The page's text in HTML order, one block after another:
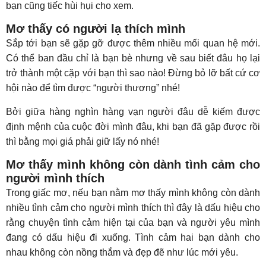
bạn cũng tiếc hùi hụi cho xem.
Mơ thấy có người lạ thích mình
Sắp tới bạn sẽ gặp gỡ được thêm nhiều mối quan hệ mới.
Có thể ban đầu chỉ là bạn bè nhưng về sau biết đâu họ lại
trở thành một cặp với bạn thì sao nào! Đừng bỏ lỡ bất cứ cơ
hội nào để tìm được “người thương” nhé!
Bởi giữa hàng nghìn hàng vạn người đâu dễ kiếm được
định mệnh của cuộc đời mình đâu, khi bạn đã gặp được rồi
thì bằng mọi giá phải giữ lấy nó nhé!
Mơ thấy mình không còn dành tình cảm cho
người mình thích
Trong giấc mơ, nếu bạn nằm mơ thấy mình không còn dành
nhiều tình cảm cho người mình thích thì đây là dấu hiệu cho
rằng chuyện tình cảm hiện tại của bạn và người yêu mình
đang có dấu hiệu đi xuống. Tình cảm hai bạn dành cho
nhau không còn nồng thắm và đẹp đẽ như lúc mới yêu.